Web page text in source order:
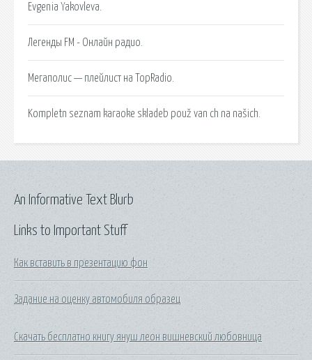
Evgenia Yakovleva.
Легенды FM - Онлайн радио.
Мегаполис — плейлист на TopRadio.
Kompletn seznam karaoke skladeb použ van ch na našich.
Links to Important Stuff
Как вставить в презентацию фон
Задание на оценку автомобиля образец
Скачать бесплатно книгу януш леон вишневский любовница
An Informative Text Blurb